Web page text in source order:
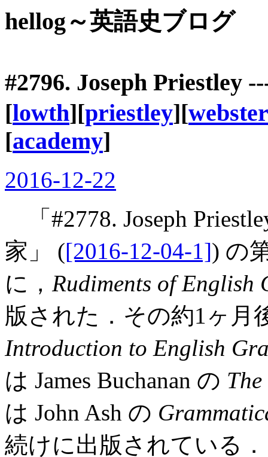
hellog～英語史ブログ
#2796. Joseph Priestley
[lowth][priestley][webster
[academy]
2016-12-22
「#2778. Joseph
家」 ([2016-12-04-1]) の
に， Rudiments of English
版された．その約1ヶ月
Introduction to English
は James Buchanan の
は John Ash の
続けに出版されている